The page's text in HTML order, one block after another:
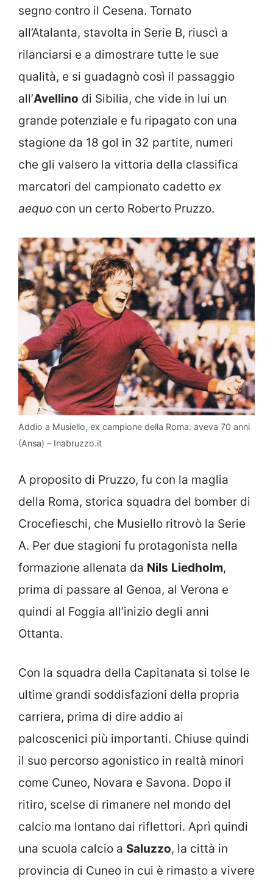
segno contro il Cesena. Tornato
all’Atalanta, stavolta in Serie B, riuscì a
rilanciarsi e a dimostrare tutte le sue
qualità, e si guadagnò così il passaggio
all’Avellino di Sibilia, che vide in lui un
grande potenziale e fu ripagato con una
stagione da 18 gol in 32 partite, numeri
che gli valsero la vittoria della classifica
marcatori del campionato cadetto ex
aequo con un certo Roberto Pruzzo.
Addio a Musiello, ex campione della Roma: aveva 70 anni
(Ansa) – Inabruzzo.it
A proposito di Pruzzo, fu con la maglia
della Roma, storica squadra del bomber di
Crocefieschi, che Musiello ritrovò la Serie
A. Per due stagioni fu protagonista nella
formazione allenata da Nils Liedholm,
prima di passare al Genoa, al Verona e
quindi al Foggia all’inizio degli anni
Ottanta.
Con la squadra della Capitanata si tolse le
ultime grandi soddisfazioni della propria
carriera, prima di dire addio ai
palcoscenici più importanti. Chiuse quindi
il suo percorso agonistico in realtà minori
come Cuneo, Novara e Savona. Dopo il
ritiro, scelse di rimanere nel mondo del
calcio ma lontano dai riflettori. Aprì quindi
una scuola calcio a Saluzzo, la città in
provincia di Cuneo in cui è rimasto a vivere